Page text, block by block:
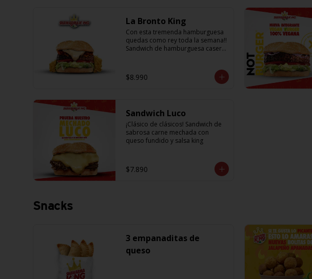
La Bronto King
Con esta tremenda hamburguesa
quedas como rey toda la semana!!
Sandwich de hamburguesa casera,
la plancha, queso fundido,
crujientes papitas hilo y salsa
$8.990
Sandwich Luco
¡Clásico de clásicos! Sandwich de
sabrosa carne mechada con
queso fundido y salsa king
$7.890
Snacks
3 empanaditas de
queso